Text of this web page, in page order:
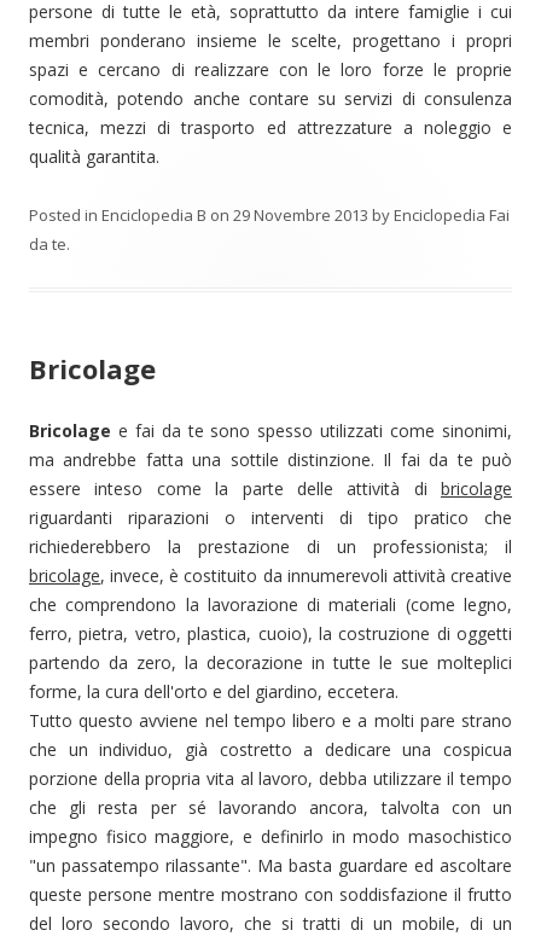
persone di tutte le età, soprattutto da intere famiglie i cui
membri ponderano insieme le scelte, progettano i propri
spazi e cercano di realizzare con le loro forze le proprie
comodità, potendo anche contare su servizi di consulenza
tecnica, mezzi di trasporto ed attrezzature a noleggio e
qualità garantita.
Posted in Enciclopedia B on 29 Novembre 2013 byEnciclopedia Fai
da te.
Bricolage
Bricolage e fai da te sono spesso utilizzati come sinonimi,
ma andrebbe fatta una sottile distinzione. Il fai da te può
essere inteso come la parte delle attività di bricolage
riguardanti riparazioni o interventi di tipo pratico che
richiederebbero la prestazione di un professionista; il
bricolage, invece, è costituito da innumerevoli attività creative
che comprendono la lavorazione di materiali (come legno,
ferro, pietra, vetro, plastica, cuoio), la costruzione di oggetti
partendo da zero, la decorazione in tutte le sue molteplici
forme, la cura dell'orto e del giardino, eccetera.
Tutto questo avviene nel tempo libero e a molti pare strano
che un individuo, già costretto a dedicare una cospicua
porzione della propria vita al lavoro, debba utilizzare il tempo
che gli resta per sé lavorando ancora, talvolta con un
impegno fisico maggiore, e definirlo in modo masochistico
"un passatempo rilassante". Ma basta guardare ed ascoltare
queste persone mentre mostrano con soddisfazione il frutto
del loro secondo lavoro, che si tratti di un mobile, di un